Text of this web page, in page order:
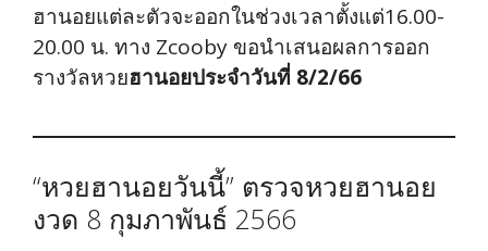
ฮานอยแต่ละตัวจะออกในช่วงเวลาตั้งแต่16.00-
20.00 น. ทาง Zcooby ขอนำเสนอผลการออก
รางวัลหวยฮานอยประจำวันที่ 8/2/66
“หวยฮานอยวันนี้” ตรวจหวยฮานอย
งวด 8 กุมภาพันธ์ 2566